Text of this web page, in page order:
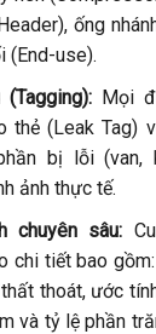
ống
(End-use).
Mọi
thẻ (Leak Tag)
bị lỗi (van,
ảnh thực tế.
chuyên sâu:
chi tiết bao
thoát, ước
và tỷ lệ phần